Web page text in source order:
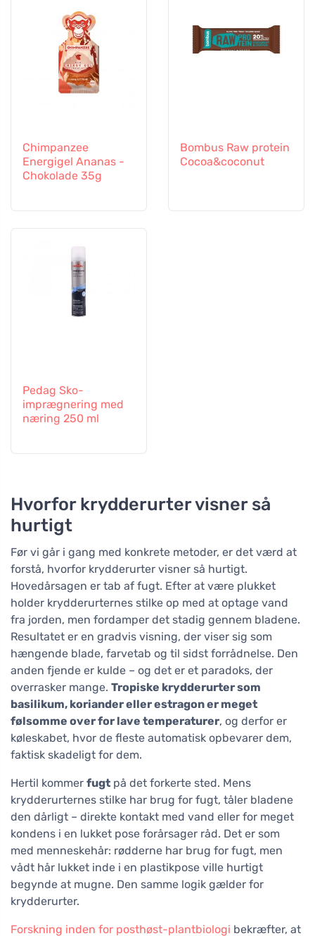
Chimpanzee
Energigel Ananas -
Chokolade 35g
Bombus Raw protein
Cocoa&coconut
Pedag Sko-
imprægnering med
næring 250 ml
Hvorfor krydderurter visner så
hurtigt
Før vi går i gang med konkrete metoder, er det værd at
forstå, hvorfor krydderurter visner så hurtigt.
Hovedårsagen er tab af fugt. Efter at være plukket
holder krydderurternes stilke op med at optage vand
fra jorden, men fordamper det stadig gennem bladene.
Resultatet er en gradvis visning, der viser sig som
hængende blade, farvetab og til sidst forrådnelse. Den
anden fjende er kulde – og det er et paradoks, der
overrasker mange. Tropiske krydderurter som
basilikum, koriander eller estragon er meget
følsomme over for lave temperaturer, og derfor er
køleskabet, hvor de fleste automatisk opbevarer dem,
faktisk skadeligt for dem.
Hertil kommer fugt på det forkerte sted. Mens
krydderurternes stilke har brug for fugt, tåler bladene
den dårligt – direkte kontakt med vand eller for meget
kondens i en lukket pose forårsager råd. Det er som
med menneskehår: rødderne har brug for fugt, men
vådt hår lukket inde i en plastikpose ville hurtigt
begynde at mugne. Den samme logik gælder for
krydderurter.
Forskning inden for posthøst-plantbiologi bekræfter, at